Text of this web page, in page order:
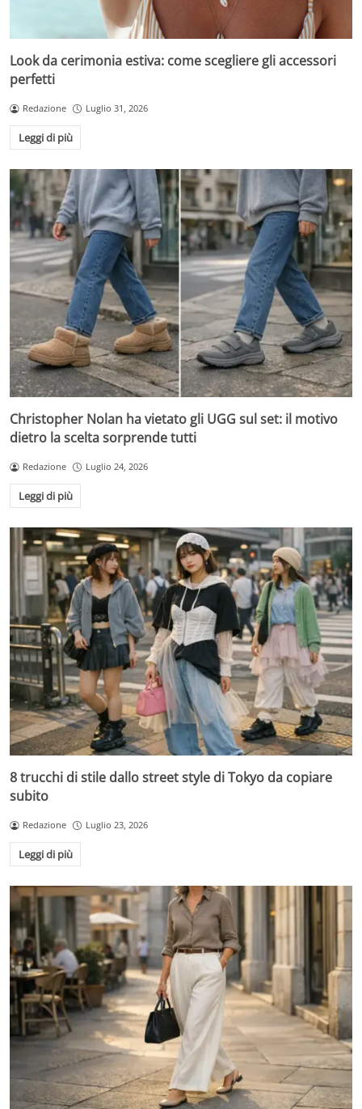
Look da cerimonia estiva: come scegliere gli accessori
perfetti
Redazione Luglio 31, 2026
Leggi di più
Christopher Nolan ha vietato gli UGG sul set: il motivo
dietro la scelta sorprende tutti
Redazione Luglio 24, 2026
Leggi di più
8 trucchi di stile dallo street style di Tokyo da copiare
subito
Redazione Luglio 23, 2026
Leggi di più